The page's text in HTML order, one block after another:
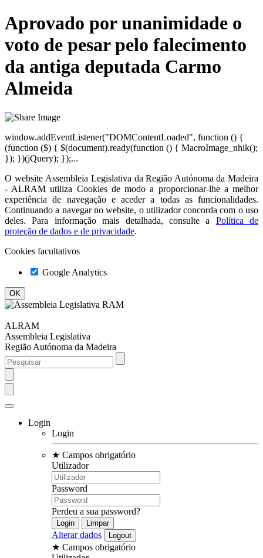
Aprovado por unanimidade o
voto de pesar pelo falecimento
da antiga deputada Carmo
Almeida
window.addEventListener("DOMContentLoaded", function () {
(function ($) { $(document).ready(function () { MacroImage_nhik();
}); })(jQuery); });...
O website Assembleia Legislativa da Região Autónoma da Madeira
- ALRAM utiliza Cookies de modo a proporcionar-lhe a melhor
experiência de navegação e aceder a todas as funcionalidades.
Continuando a navegar no website, o utilizador concorda com o uso
deles. Para informação mais detalhada, consulte a
Política de
proteção de dados e de privacidade.
Cookies facultativos
Google Analytics
ALRAM
Assembleia Legislativa
Região Autónoma da Madeira
Login
Login
★ Campos obrigatório
Utilizador
Password
Perdeu a sua password?
Alterar dados
★ Campos obrigatório